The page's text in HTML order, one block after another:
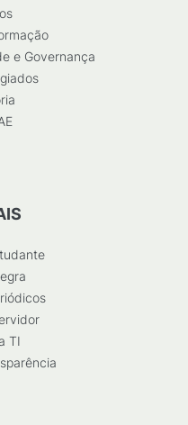
e Governança
TI